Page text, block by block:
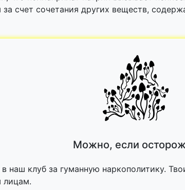
за счет сочетания других веществ,
Можно, если
в наш клуб за гуманную наркополитику.
лицам.